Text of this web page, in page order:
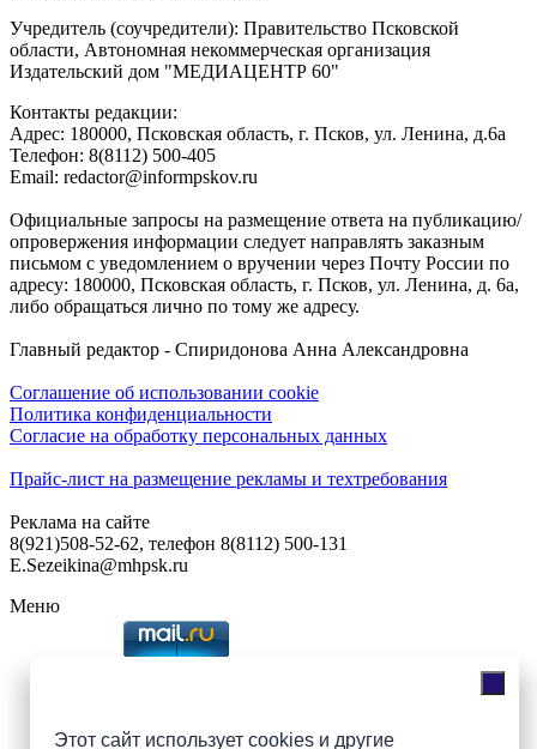
Этот сайт использует cookies и другие
Учредитель (соучредители): Правительство Псковской
области, Автономная некоммерческая организация
Издательский дом "МЕДИАЦЕНТР 60"
Контакты редакции:
Адреc: 180000, Псковская область, г. Псков, ул. Ленина, д.6а
Телефон: 8(8112) 500-405
Email: redactor@informpskov.ru
Официальные запросы на размещение ответа на публикацию/
опровержения информации следует направлять заказным
письмом с уведомлением о вручении через Почту России по
адресу: 180000, Псковская область, г. Псков, ул. Ленина, д. 6а,
либо обращаться лично по тому же адресу.
Главный редактор - Спиридонова Анна Александровна
Соглашение об использовании cookie
Политика конфиденциальности
Согласие на обработку персональных данных
Прайс-лист на размещение рекламы и техтребования
Реклама на сайте
8(921)508-52-62, телефон 8(8112) 500-131
E.Sezeikina@mhpsk.ru
Меню